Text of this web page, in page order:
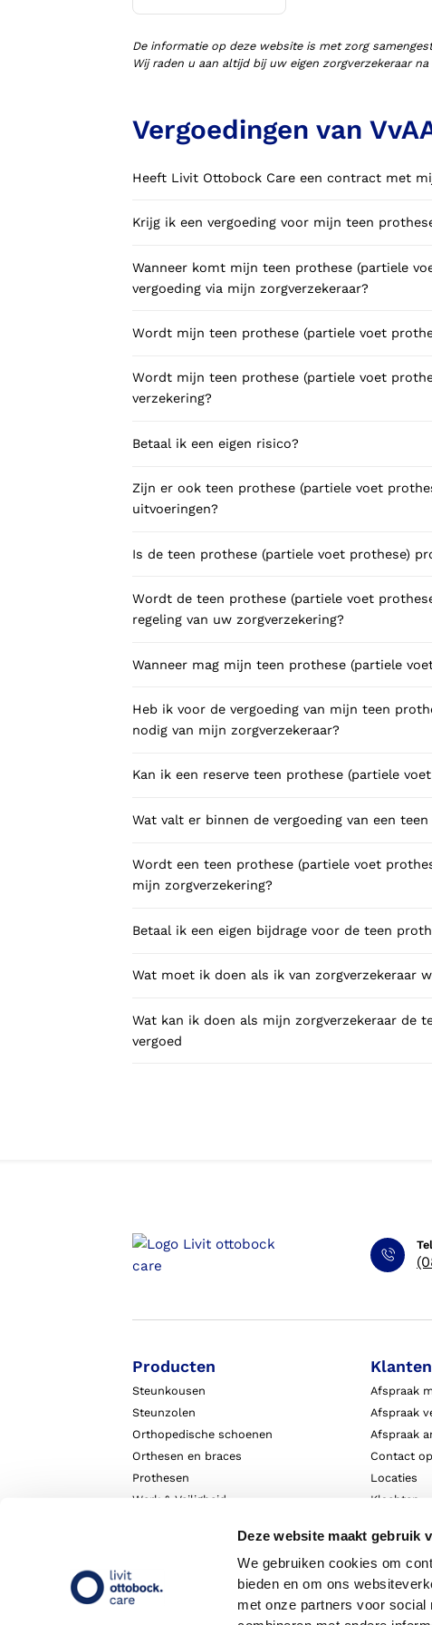
Deze website maakt gebruik
We gebruiken cookies om
bieden en om ons
met onze partners voor
schoenen (VLOS)
De informatie op deze website is met zorg
Wij raden u aan altijd bij uw eigen zorgverzekeraar
Vergoedingen van
Heeft Livit Ottobock Care een contract met
Krijg ik een vergoeding voor mijn teen
Wanneer komt mijn teen prothese (partiele
vergoeding via mijn zorgverzekeraar?
Wordt mijn teen prothese (partiele voet
Wordt mijn teen prothese (partiele voet
verzekering?
Betaal ik een eigen risico?
Zijn er ook teen prothese (partiele voet
uitvoeringen?
Is de teen prothese (partiele voet prothese)
Wordt de teen prothese (partiele voet
regeling van uw zorgverzekering?
Wanneer mag mijn teen prothese (partiele
Heb ik voor de vergoeding van mijn teen
nodig van mijn zorgverzekeraar?
Kan ik een reserve teen prothese (partiele
Wat valt er binnen de vergoeding van een
Wordt een teen prothese (partiele voet
mijn zorgverzekering?
Betaal ik een eigen bijdrage voor de teen
Wat moet ik doen als ik van zorgverzekeraar
Wat kan ik doen als mijn zorgverzekeraar de
vergoed
Producten
Steunkousen
Steunzolen
Orthopedische schoenen
Orthesen en braces
Prothesen
Werk & Veiligheid
Afspraak
Afspraak
Afspraak
Contact
Locaties
Klachten